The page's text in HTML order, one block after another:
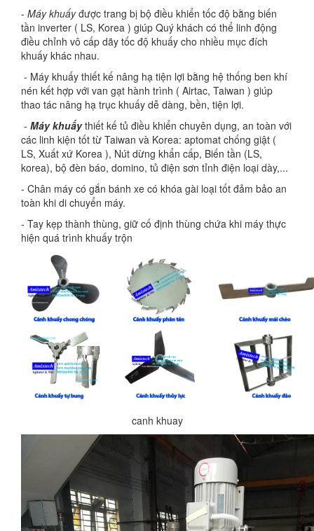
- Máy khuấy được trang bị bộ điều khiển tốc độ bằng biến
tần inverter ( LS, Korea ) giúp Quý khách có thể linh động
điều chỉnh vô cấp dãy tốc độ khuấy cho nhiều mục đích
khuấy khác nhau.
- Máy khuấy thiết kế nâng hạ tiện lợi bằng hệ thống ben khí
nén kết hợp với van gạt hành trình ( Airtac, Taiwan ) giúp
thao tác nâng hạ trục khuấy dễ dàng, bền, tiện lợi.
- Máy khuấy thiết kế tủ điều khiển chuyên dụng, an toàn với
các linh kiện tốt từ Taiwan và Korea: aptomat chống giật (
LS, Xuất xứ Korea ), Nút dừng khẩn cấp, Biến tần (LS,
korea), bộ đèn báo, domino, tủ điện sơn tỉnh điện loại dày,...
- Chân máy có gắn bánh xe có khóa gài loại tốt đảm bảo an
toàn khi di chuyển máy.
- Tay kẹp thành thùng, giữ cố định thùng chứa khi máy thực
hiện quá trình khuấy trộn
canh khuay